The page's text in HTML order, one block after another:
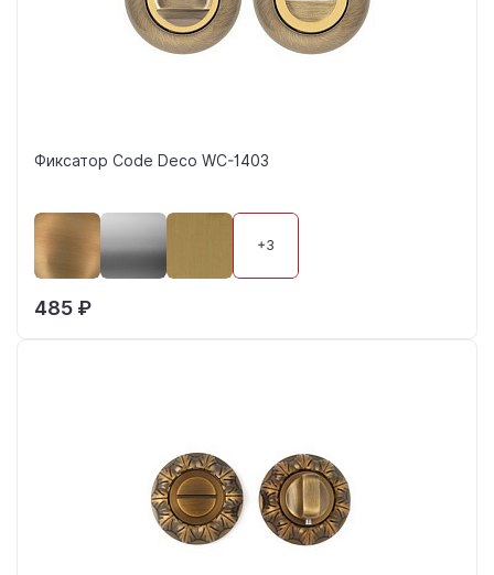
Фиксатор Code Deco WC-1403
+3
485 ₽